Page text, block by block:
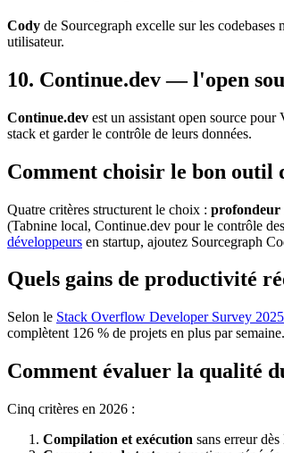
Cody de Sourcegraph excelle sur les
utilisateur.
10. Continue.dev — l'open
Continue.dev est un assistant open source
stack et garder le contrôle de leurs données.
Comment choisir le bon outil
Quatre critères structurent le choix : profondeur
(Tabnine local, Continue.dev pour le contrôle
développeurs en startup, ajoutez Sourcegraph
Quels gains de productivité
Selon le Stack Overflow Developer Survey 2025
complètent 126 % de projets en plus par
Comment évaluer la qualité
Cinq critères en 2026 :
Compilation et exécution sans erreur